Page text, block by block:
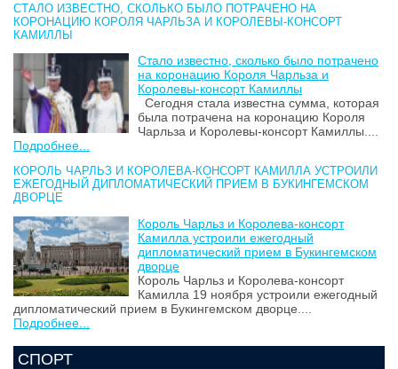
СТАЛО ИЗВЕСТНО, СКОЛЬКО БЫЛО ПОТРАЧЕНО НА
КОРОНАЦИЮ КОРОЛЯ ЧАРЛЬЗА И КОРОЛЕВЫ-КОНСОРТ
КАМИЛЛЫ
Стало известно, сколько было потрачено
на коронацию Короля Чарльза и
Королевы-консорт Камиллы
Сегодня стала известна сумма, которая
была потрачена на коронацию Короля
Чарльза и Королевы-консорт Камиллы....
Подробнее...
КОРОЛЬ ЧАРЛЬЗ И КОРОЛЕВА-КОНСОРТ КАМИЛЛА УСТРОИЛИ
ЕЖЕГОДНЫЙ ДИПЛОМАТИЧЕСКИЙ ПРИЕМ В БУКИНГЕМСКОМ
ДВОРЦЕ
Король Чарльз и Королева-консорт
Камилла устроили ежегодный
дипломатический прием в Букингемском
дворце
Король Чарльз и Королева-консорт
Камилла 19 ноября устроили ежегодный
дипломатический прием в Букингемском дворце....
Подробнее...
СПОРТ